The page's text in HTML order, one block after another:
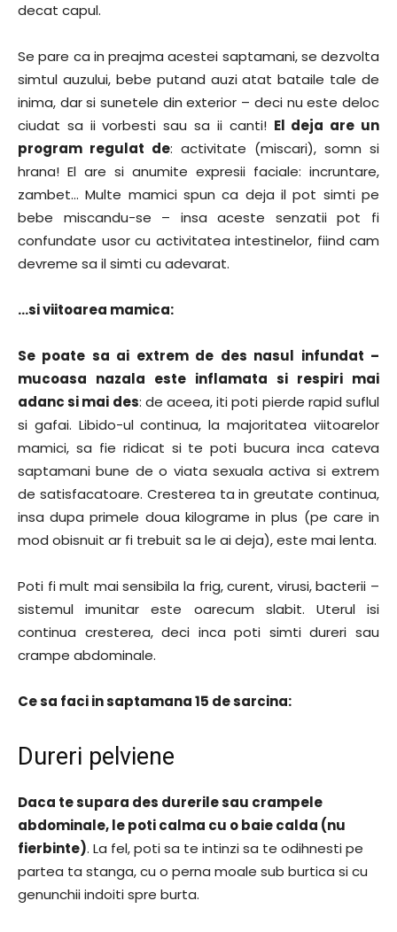
decat capul.
Se pare ca in preajma acestei saptamani, se dezvolta
simtul auzului, bebe putand auzi atat bataile tale de
inima, dar si sunetele din exterior – deci nu este deloc
ciudat sa ii vorbesti sau sa ii canti! El deja are un
program regulat de: activitate (miscari), somn si
hrana! El are si anumite expresii faciale: incruntare,
zambet… Multe mamici spun ca deja il pot simti pe
bebe miscandu-se – insa aceste senzatii pot fi
confundate usor cu activitatea intestinelor, fiind cam
devreme sa il simti cu adevarat.
…si viitoarea mamica:
Se poate sa ai extrem de des nasul infundat –
mucoasa nazala este inflamata si respiri mai
adanc si mai des: de aceea, iti poti pierde rapid suflul
si gafai. Libido-ul continua, la majoritatea viitoarelor
mamici, sa fie ridicat si te poti bucura inca cateva
saptamani bune de o viata sexuala activa si extrem
de satisfacatoare. Cresterea ta in greutate continua,
insa dupa primele doua kilograme in plus (pe care in
mod obisnuit ar fi trebuit sa le ai deja), este mai lenta.
Poti fi mult mai sensibila la frig, curent, virusi, bacterii –
sistemul imunitar este oarecum slabit. Uterul isi
continua cresterea, deci inca poti simti dureri sau
crampe abdominale.
Ce sa faci in saptamana 15 de sarcina:
Dureri pelviene
Daca te supara des durerile sau crampele
abdominale, le poti calma cu o baie calda (nu
fierbinte). La fel, poti sa te intinzi sa te odihnesti pe
partea ta stanga, cu o perna moale sub burtica si cu
genunchii indoiti spre burta.